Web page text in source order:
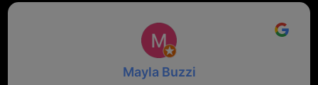
Mayla Buzzi